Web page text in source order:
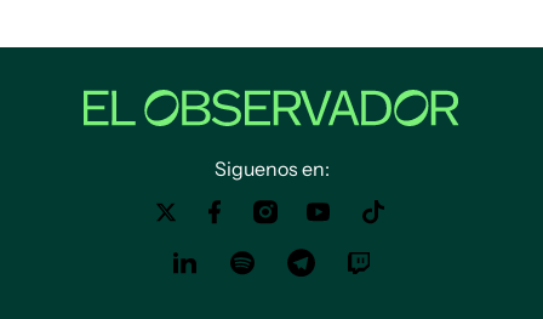
Siguenos en: